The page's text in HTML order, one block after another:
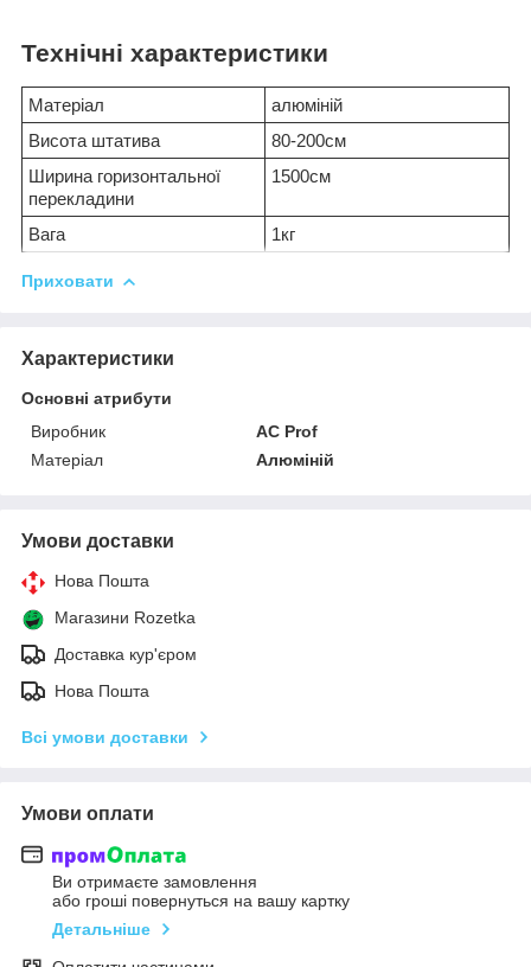
Технічні характеристики
Матеріал
алюміній
Висота штатива
80-200см
Ширина горизонтальної
перекладини
1500см
Вага 1кг
Приховати
Характеристики
Основні атрибути
Виробник
AC Prof
Матеріал
Алюміній
Умови доставки
Нова Пошта
Магазини Rozetka
Доставка кур'єром
Нова Пошта
Всі умови доставки
Умови оплати
Ви отримаєте замовлення
або гроші повернуться на вашу картку
Детальніше